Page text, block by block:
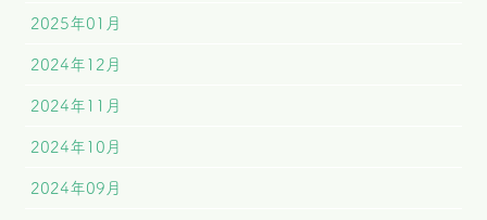
2025年01月
2024年12月
2024年11月
2024年10月
2024年09月